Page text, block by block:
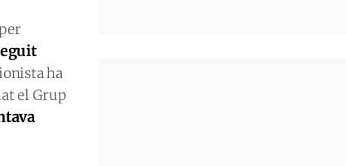
ha
el Grup